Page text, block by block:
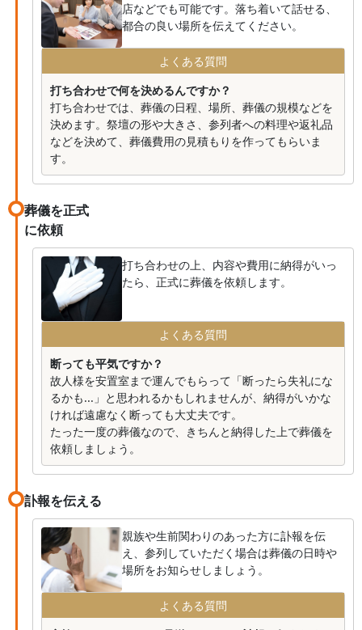
店などでも可能です。落ち着いて話せる、
都合の良い場所を伝えてください。
よくある質問
打ち合わせで何を決めるんですか？
打ち合わせでは、葬儀の日程、場所、葬儀の規模などを
決めます。祭壇の形や大きさ、参列者への料理や返礼品
などを決めて、葬儀費用の見積もりを作ってもらいま
す。
葬儀を正式
に依頼
打ち合わせの上、内容や費用に納得がいっ
たら、正式に葬儀を依頼します。
よくある質問
断っても平気ですか？
故人様を安置室まで運んでもらって「断ったら失礼にな
るかも...」と思われるかもしれませんが、納得がいかな
ければ遠慮なく断っても大丈夫です。
たった一度の葬儀なので、きちんと納得した上で葬儀を
依頼しましょう。
訃報を伝える
親族や生前関わりのあった方に訃報を伝
え、参列していただく場合は葬儀の日時や
場所をお知らせしましょう。
よくある質問